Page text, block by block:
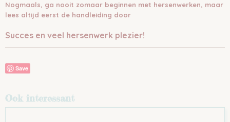
Nogmaals, ga nooit zomaar beginnen met hersenwerken, maar
lees altijd eerst de handleiding door
Succes en veel hersenwerk plezier!
Save
Ook interessant